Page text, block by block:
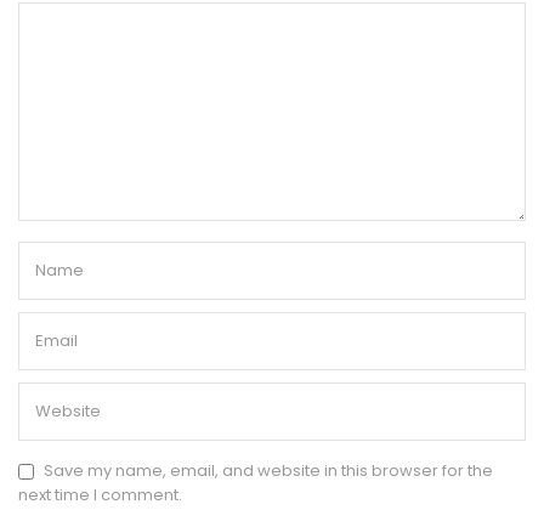
Save my name, email, and website in this browser for the
next time I comment.